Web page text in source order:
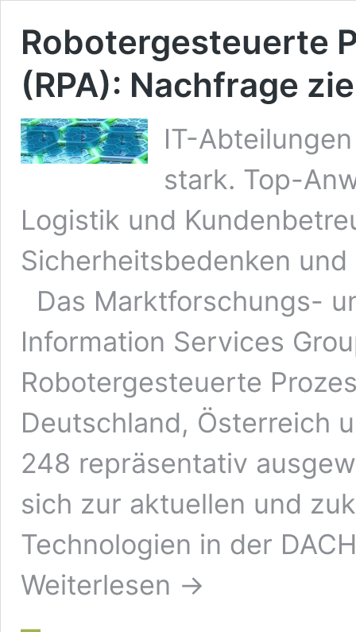
Robotergesteuerte
(RPA): Nachfrage
IT-
stark. Top-
Logistik und
Sicherheitsbedenken
Das Marktforschungs-
Information Services
Robotergesteuerte
Deutschland, Österreich
248 repräsentativ
sich zur aktuellen und
Technologien in der
Weiterlesen →